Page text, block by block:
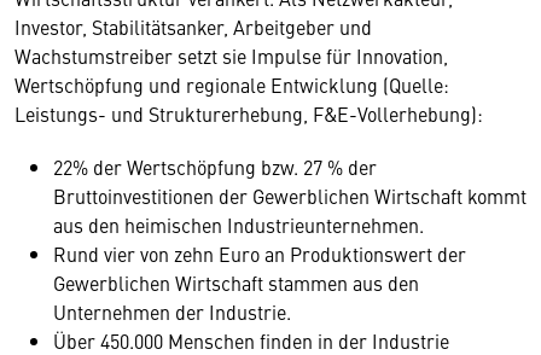
Investor, Stabilitätsanker, Arbeitgeber und
Wachstumstreiber setzt sie Impulse für Innovation,
Wertschöpfung und regionale Entwicklung (Quelle:
Leistungs- und Strukturerhebung, F&E-Vollerhebung):
22% der Wertschöpfung bzw. 27 % der
Bruttoinvestitionen der Gewerblichen Wirtschaft kommt
aus den heimischen Industrieunternehmen.
Rund vier von zehn Euro an Produktionswert der
Gewerblichen Wirtschaft stammen aus den
Unternehmen der Industrie.
Über 450.000 Menschen finden in der Industrie